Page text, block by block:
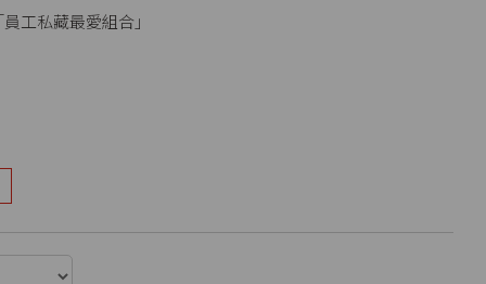
工私藏最愛組合」